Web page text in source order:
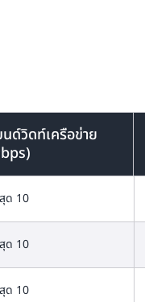
ด์วิดท์เครือข่าย
ด 10
ด 10
ด 10